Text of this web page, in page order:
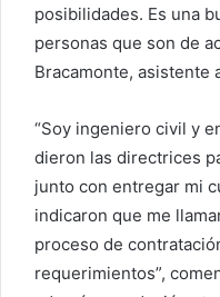
posibilidades. Es una
personas que son de
Bracamonte, asistente
“Soy ingeniero civil y
dieron las directrices
junto con entregar mi
indicaron que me
proceso de
requerimientos”,